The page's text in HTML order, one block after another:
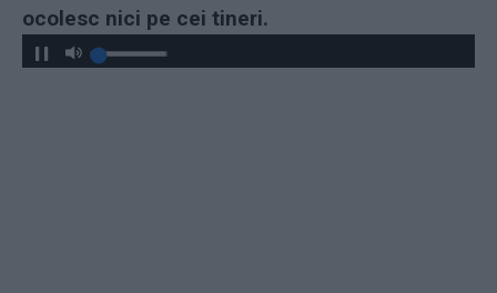
ocolesc nici pe cei tineri.